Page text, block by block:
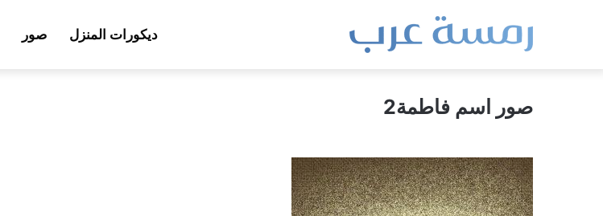
ديكورات المنزل صور
صور اسم فاطمة2